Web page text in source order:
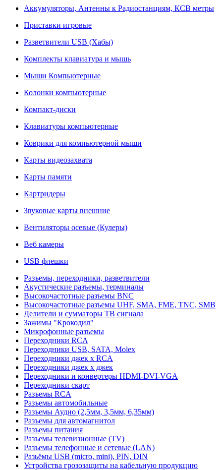
Аккумуляторы, Антенны к Радиостанциям, КСВ метры
Приставки игровые
Разветвители USB (Хабы)
Комплекты клавиатура и мышь
Мыши Компьютерные
Колонки компьютерные
Компакт-диски
Клавиатуры компьютерные
Коврики для компьютерной мыши
Карты видеозахвата
Карты памяти
Картридеры
Звуковые карты внешние
Вентиляторы осевые (Кулеры)
Веб камеры
USB флешки
Разъемы, переходники, разветвители
Акустические разъемы, терминалы
Высокочастотные разъемы BNC
Высокочастотные разъемы UHF, SMA, FME, TNC, SMB
Делители и сумматоры ТВ сигнала
Зажимы "Крокодил"
Микрофонные разъемы
Переходники RCA
Переходники USB, SATA, Molex
Переходники джек х RCA
Переходники джек х джек
Переходники и конвертеры HDMI-DVI-VGA
Переходники скарт
Разъемы RCA
Разъемы автомобильные
Разъемы Аудио (2,5мм, 3,5мм, 6,35мм)
Разъемы для автомагнитол
Разъемы питания
Разъемы телевизионные (TV)
Разъемы телефонные и сетевые (LAN)
Разьёмы USB (micro, mini), PIN, DIN
Устройства грозозащиты на кабельную продукцию